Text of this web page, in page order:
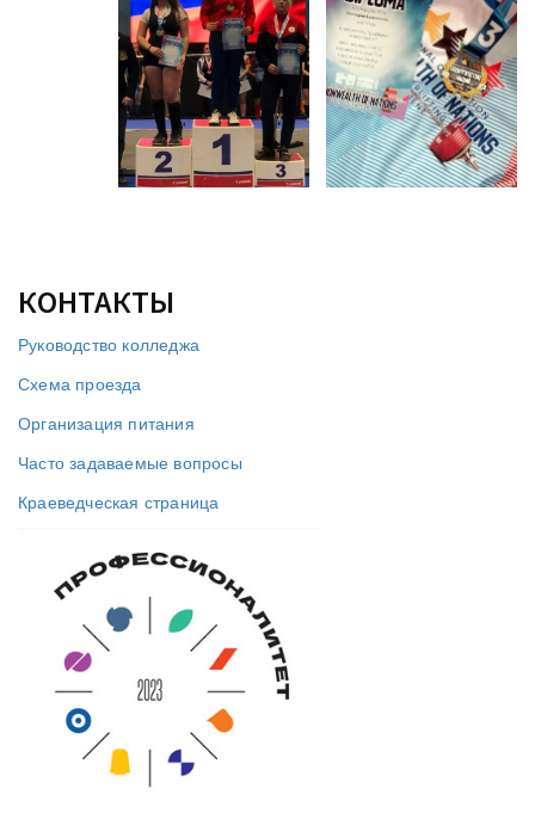
КОНТАКТЫ
Руководство колледжа
Схема проезда
Организация питания
Часто задаваемые вопросы
Краеведческая страница